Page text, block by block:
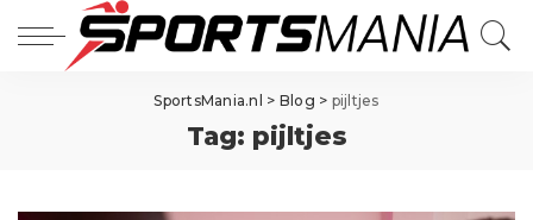
SportsMania.nl > Blog > pijltjes
Tag: pijltjes